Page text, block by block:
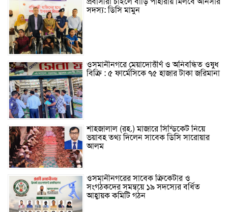
সদস্য: ডিসি মামুন
ওসমানীনগরে মেয়াদোত্তীর্ণ ও অনিবন্ধিত ওষুধ
বিক্রি : ৫ ফার্মেসিকে ৭৫ হাজার টাকা জরিমানা
শাহজালাল (রহ.) মাজারে সিন্ডিকেট নিয়ে
ভয়াবহ তথ্য দিলেন সাবেক ডিসি সারোয়ার
আলম
ওসমানীনগরের সাবেক ক্রিকেটার ও
সংগঠকদের সমন্বয়ে ১৯ সদস্যের বর্ধিত
আহ্বায়ক কমিটি গঠন